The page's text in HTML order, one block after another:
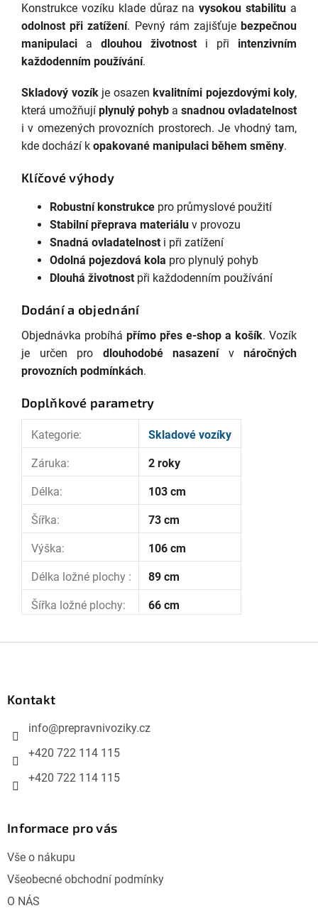
Konstrukce vozíku klade důraz navysokou stabilitu a
odolnost při zatížení. Pevný rám zajišťuje bezpečnou
manipulaci a dlouhou životnost i při intenzivním
každodenním používání.
Skladový vozíkje osazen kvalitními pojezdovými koly,
která umožňují plynulý pohyb a snadnou ovladatelnost
i v omezených provozních prostorech. Je vhodný tam,
kde dochází k opakované manipulaci během směny.
Klíčové výhody
Robustní konstrukce pro průmyslové použití
Stabilní přeprava materiálu v provozu
Snadná ovladatelnost i při zatížení
Odolná pojezdová kola pro plynulý pohyb
Dlouhá životnost při každodenním používání
Dodání a objednání
Objednávka probíhá přímo přes e-shop a košík. Vozík
je určen pro dlouhodobé nasazenív náročných
provozních podmínkách.
Doplňkové parametry
Kategorie: Skladové vozíky
Záruka: 2 roky
Délka: 103 cm
Šířka: 73 cm
Výška: 106 cm
Délka ložné plochy : 89 cm
Šířka ložné plochy: 66 cm
pKontakt
info@prepravnivoziky.cz
+420 722 114 115
+420 722 114 115
Informace pro vás
Vše o nákupu
Všeobecné obchodní podmínky
O NÁS